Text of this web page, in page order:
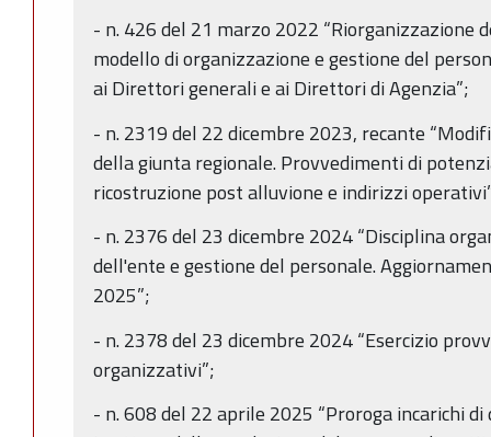
- n. 426 del 21 marzo 2022 “Riorganizzazione
modello di organizzazione e gestione del
ai Direttori generali e ai Direttori di Agenzia”;
- n. 2319 del 22 dicembre 2023, recante
della giunta regionale. Provvedimenti di
ricostruzione post alluvione e indirizzi
- n. 2376 del 23 dicembre 2024 “Disciplina
dell'ente e gestione del personale.
2025”;
- n. 2378 del 23 dicembre 2024 “Esercizio
organizzativi”;
- n. 608 del 22 aprile 2025 “Proroga incarichi